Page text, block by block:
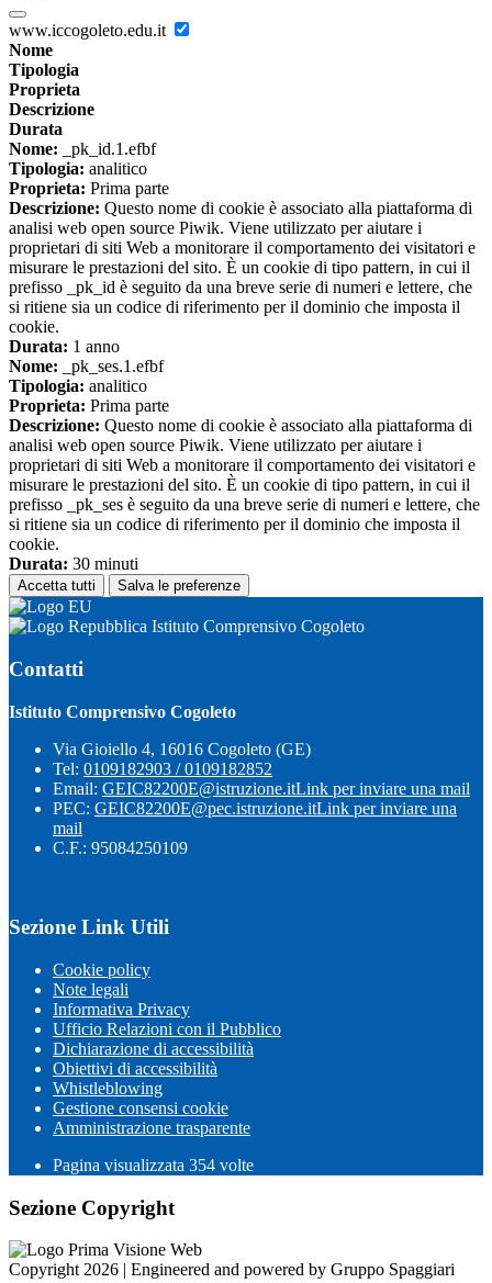
www.iccogoleto.edu.it
Nome
Tipologia
Proprieta
Descrizione
Durata
Nome: _pk_id.1.efbf
Tipologia: analitico
Proprieta: Prima parte
Descrizione: Questo nome di cookie è associato alla piattaforma di
analisi web open source Piwik. Viene utilizzato per aiutare i
proprietari di siti Web a monitorare il comportamento dei visitatori e
misurare le prestazioni del sito. È un cookie di tipo pattern, in cui il
prefisso _pk_id è seguito da una breve serie di numeri e lettere, che
si ritiene sia un codice di riferimento per il dominio che imposta il
cookie.
Durata: 1 anno
Nome: _pk_ses.1.efbf
Tipologia: analitico
Proprieta: Prima parte
Descrizione: Questo nome di cookie è associato alla piattaforma di
analisi web open source Piwik. Viene utilizzato per aiutare i
proprietari di siti Web a monitorare il comportamento dei visitatori e
misurare le prestazioni del sito. È un cookie di tipo pattern, in cui il
prefisso _pk_ses è seguito da una breve serie di numeri e lettere, che
si ritiene sia un codice di riferimento per il dominio che imposta il
cookie.
Durata: 30 minuti
Accetta tutti Salva le preferenze
Istituto Comprensivo Cogoleto
Contatti
Istituto Comprensivo Cogoleto
Via Gioiello 4, 16016 Cogoleto (GE)
Tel: 0109182903 / 0109182852
Email: GEIC82200E@istruzione.itLink per inviare una mail
PEC: GEIC82200E@pec.istruzione.itLink per inviare una
mail
C.F.: 95084250109
Sezione Link Utili
Cookie policy
Note legali
Informativa Privacy
Ufficio Relazioni con il Pubblico
Dichiarazione di accessibilità
Obiettivi di accessibilità
Whistleblowing
Gestione consensi cookie
Amministrazione trasparente
Pagina visualizzata 354 volte
Sezione Copyright
Copyright 2026 | Engineered and powered by Gruppo Spaggiari